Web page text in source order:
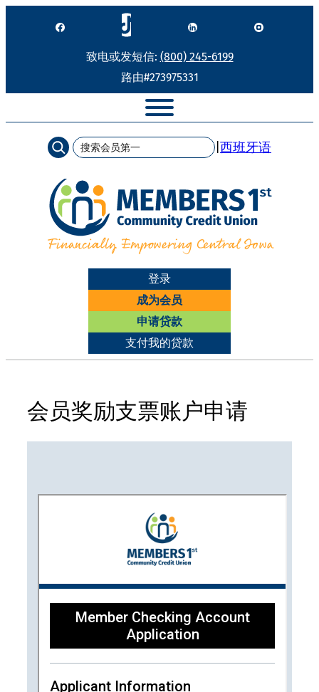
致电或发短信: (800) 245-6199
路由#273975331
搜
索
西班牙语
登录
成为会员
申请贷款
支付我的贷款
会员奖励支票账户申请